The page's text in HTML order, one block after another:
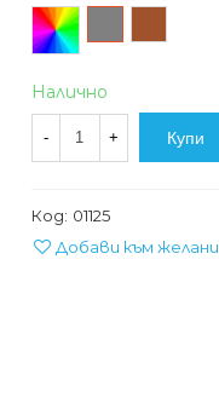
Произволен/
микс
Налично
- + Купи
Код: 01125
Добави към желани